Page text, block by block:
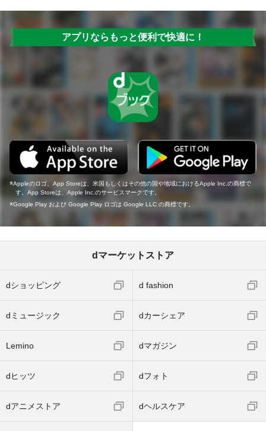
アプリならもっと便利で快適に！
Appleのロゴ、App Storeは、米国もしくはその他の国や地域におけるApple Inc.の商標で
す。App Storeは、Apple Inc.のサービスマークです。
Google Play および Google Play ロゴは Google LLC の商標です。
dマーケットストア
dショッピング d fashion
dミュージック dカーシェア
Lemino dマガジン
dヒッツ dフォト
dアニメストア dヘルスケア